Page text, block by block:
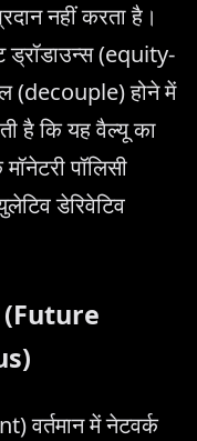
नहीं करता है।
ड्रॉडाउन्स (equity-
होने में
है कि यह वैल्यू का
पॉलिसी
डेरिवेटिव
(Future
वर्तमान में नेटवर्क